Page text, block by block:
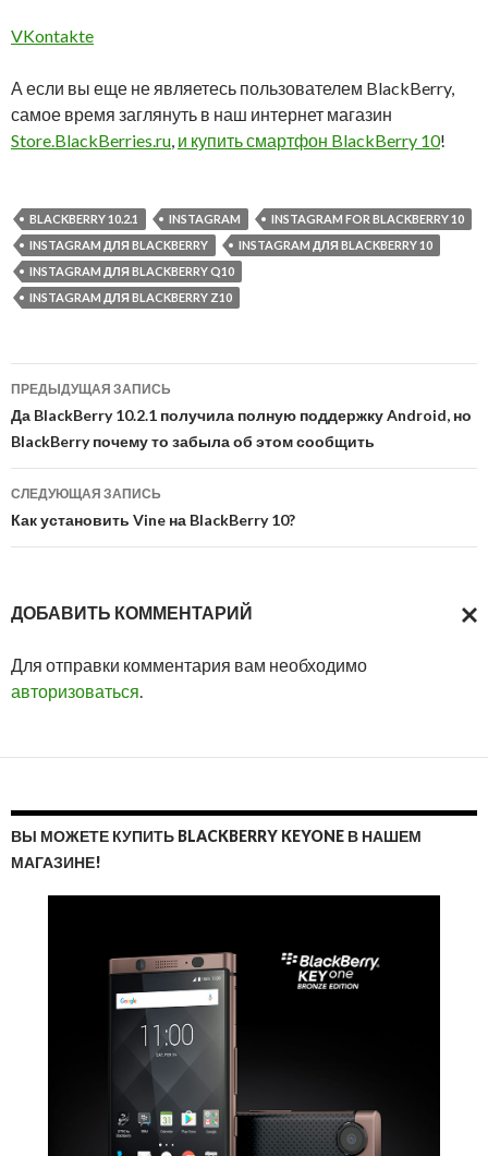
VKontakte
А если вы еще не являетесь пользователем BlackBerry,
самое время заглянуть в наш интернет магазин
Store.BlackBerries.ru, и купить смартфон BlackBerry 10!
BLACKBERRY 10.2.1 INSTAGRAM
INSTAGRAM FOR BLACKBERRY 10
INSTAGRAM ДЛЯ BLACKBERRY
INSTAGRAM ДЛЯ BLACKBERRY 10
INSTAGRAM ДЛЯ BLACKBERRY Q10
INSTAGRAM ДЛЯ BLACKBERRY Z10
Навигация
по
записям
ПРЕДЫДУЩАЯ ЗАПИСЬ
Да BlackBerry 10.2.1 получила полную поддержку Android, но
BlackBerry почему то забыла об этом сообщить
СЛЕДУЮЩАЯ ЗАПИСЬ
Как установить Vine на BlackBerry 10?
ДОБАВИТЬ КОММЕНТАРИЙ
Для отправки комментария вам необходимо
авторизоваться.
ВЫ МОЖЕТЕ КУПИТЬ BLACKBERRY KEYONE В НАШЕМ
МАГАЗИНЕ!